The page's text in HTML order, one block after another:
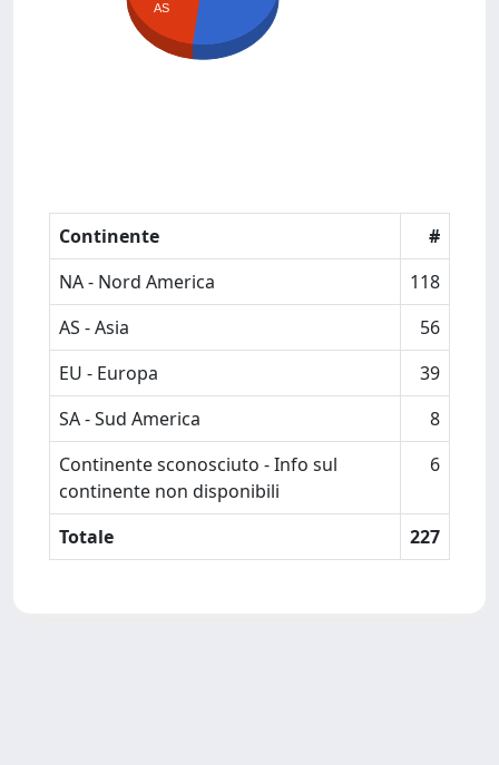
AS
Continente
#
NA - Nord America
118
AS - Asia
56
EU - Europa
39
SA - Sud America
8
Continente sconosciuto - Info sul
continente non disponibili
6
Totale 227